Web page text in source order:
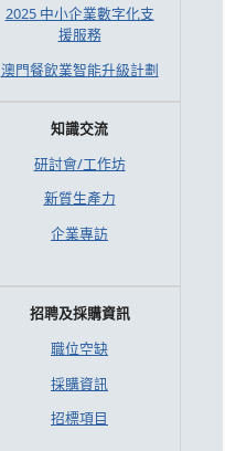
2025 中小企業數字化支
援服務
澳門餐飲業智能升級計劃
知識交流
研討會/工作坊
新質生產力
企業專訪
招聘及採購資訊
職位空缺
採購資訊
招標項目